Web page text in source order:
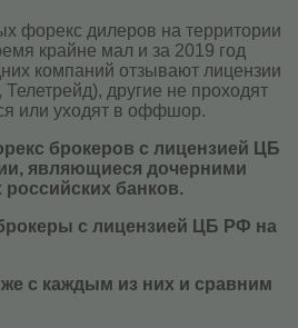
форекс дилеров на территории
крайне мал и за 2019 год
компаний отзывают лицензии
другие не проходят
или уходят в оффшор.
брокеров с лицензией ЦБ
являющиеся дочерними
банков.
с лицензией ЦБ РФ на
с каждым из них и сравним